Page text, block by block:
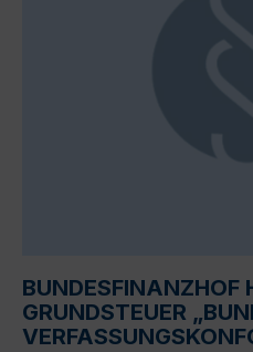
BUNDESFINANZHOF
GRUNDSTEUER